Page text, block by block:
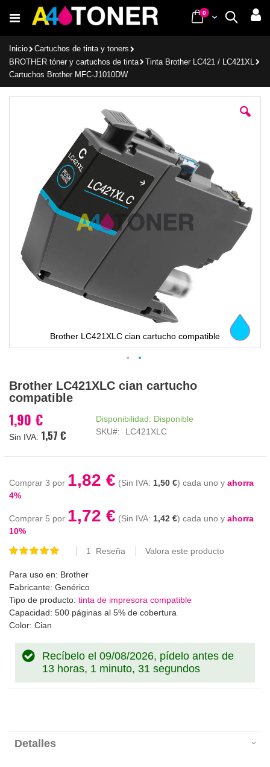
al
Buscar
Cart
0items
Inicio
Cartuchos de tinta y toners
BROTHER tóner y cartuchos de tinta
Tinta Brother LC421 / LC421XL
Cartuchos Brother MFC-J1010DW
imágenes
Brother LC421XLC cian cartucho compatible
al
comienzo
la
galería
Brother LC421XLC cian cartucho
compatible
1,90 €
1,57 €
Disponibilidad: Disponible
SKU
LC421XLC
Comprar 3 por 1,82 € 1,50 € cada uno y ahorra
4%
Comprar 5 por 1,72 € 1,42 € cada uno y ahorra
10%
Valoración:
1 Reseña Valora este producto
Para uso en: Brother
Fabricante: Genérico
Tipo de producto: tinta de impresora compatible
Capacidad: 500 páginas al 5% de cobertura
Color: Cian
Recíbelo el 09/08/2026, pídelo antes de
13 horas, 1 minuto, 31 segundos
Detalles